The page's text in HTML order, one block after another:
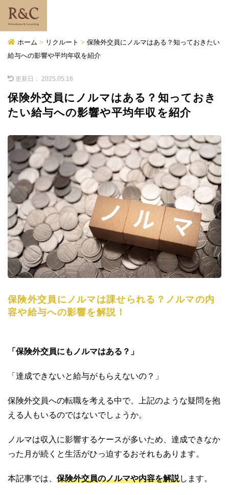
ホーム > リクルート > 保険外交員にノルマはある？知っておきたい
給与への影響や平均年収を紹介
更新日： 2025.05.16
保険外交員にノルマはある？知っておき
たい給与への影響や平均年収を紹介
保険外交員にノルマは課せられる？ノルマの内
容や給与への影響を解説！
「保険外交員にもノルマはある？」
「達成できないと給与がもらえないの？」
保険外交員への転職を考える中で、上記のような疑問を抱
える人もいるのではないでしょうか。
ノルマは収入に影響するケースが多いため、達成できなか
った月が続くと生活がひっ迫するおそれもあります。
本記事では、 保険外交員のノルマや内容を解説します。